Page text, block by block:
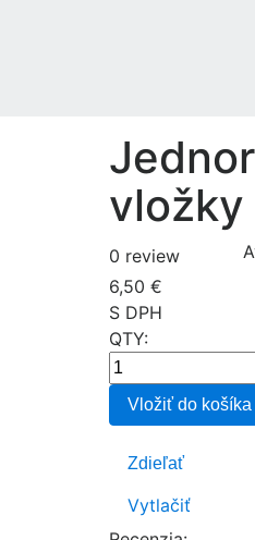
vložky
0 review
6,50 €
S DPH
QTY:
Vložiť do košíka
Zdieľať
Vytlačiť